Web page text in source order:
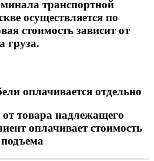
транспортной
осуществляется по
стоимость зависит от
груза.
оплачивается отдельно
товара надлежащего
оплачивает стоимость